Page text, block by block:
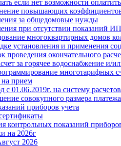
если нет возможности
повышающих
за общедомовые нужды
при отсутствии показаний
многоквартирных домов
установления и применения
проведения окончательного
за горячее водоснабжение и/
многотарифных
на прием
с 01.06.2019г. на систему
совокупного размера
приборов учета
контрольных показаний
на 2026г
2026